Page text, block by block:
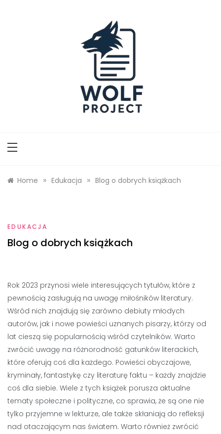
Home » Edukacja » Blog o dobrych książkach
EDUKACJA
Blog o dobrych książkach
Rok 2023 przynosi wiele interesujących tytułów, które z
pewnością zasługują na uwagę miłośników literatury.
Wśród nich znajdują się zarówno debiuty młodych
autorów, jak i nowe powieści uznanych pisarzy, którzy od
lat cieszą się popularnością wśród czytelników. Warto
zwrócić uwagę na różnorodność gatunków literackich,
które oferują coś dla każdego. Powieści obyczajowe,
kryminały, fantastykę czy literaturę faktu – każdy znajdzie
coś dla siebie. Wiele z tych książek porusza aktualne
tematy społeczne i polityczne, co sprawia, że są one nie
tylko przyjemne w lekturze, ale także skłaniają do refleksji
nad otaczającym nas światem. Warto również zwrócić